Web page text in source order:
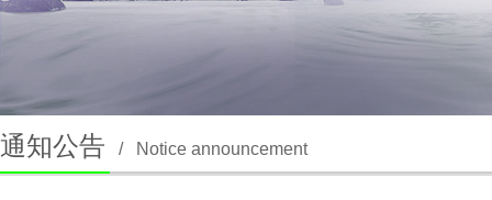
通知公告 / Notice announcement